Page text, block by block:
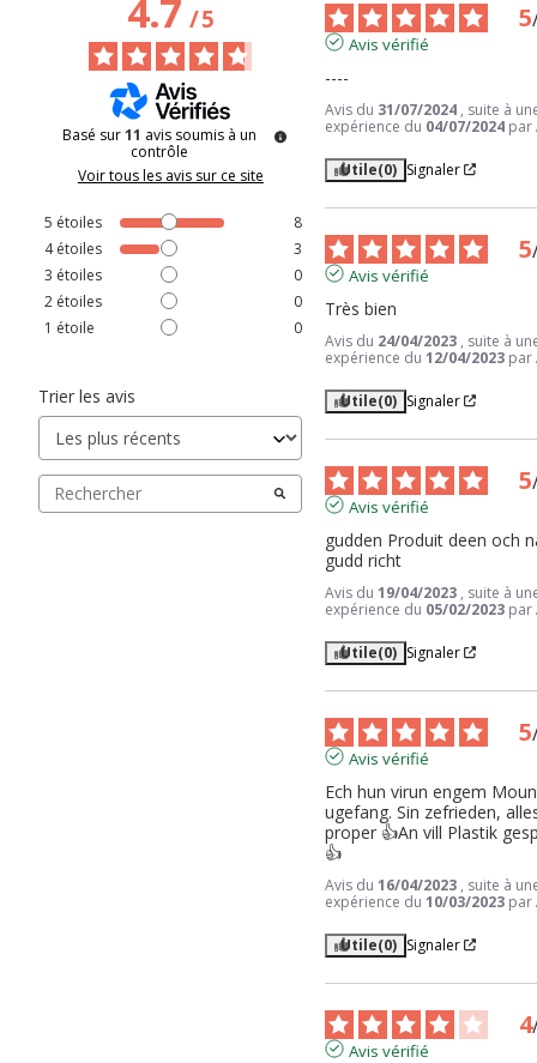
4.7/5
Basé sur11 avis soumis à un
contrôle
Voir tous les avis sur ce site
5 étoiles
8
4étoiles
3
3 étoiles
0
2 étoiles
0
1 étoile 0
Trier les avis
5
Avis vérifié
----
Avis du 31/07/2024 , suite à
expérience du 04/07/2024 par
Utile(0) Signaler
5
Avis vérifié
Très bien
Avis du 24/04/2023 , suite à
expérience du 12/04/2023 par
Utile(0) Signaler
5
Avis vérifié
gudden Produit deen och
gudd richt
Avis du 19/04/2023 , suite à
expérience du 05/02/2023 par
Utile(0) Signaler
5
Avis vérifié
Ech hun virun engem
ugefang. Sin zefrieden,
proper 👍An vill Plastik
👍
Avis du 16/04/2023 , suite à
expérience du 10/03/2023 par
Utile(0) Signaler
4
Avis vérifié